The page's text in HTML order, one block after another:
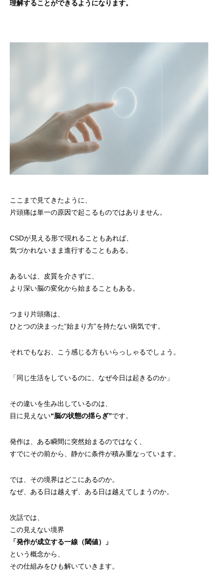
理解することができるようになります。
ここまで見てきたように、
片頭痛は単一の原因で起こるものではありません。
CSDが見える形で現れることもあれば、
気づかれないまま進行することもある。
あるいは、皮質を介さずに、
より深い脳の変化から始まることもある。
つまり片頭痛は、
ひとつの決まった“始まり方”を持たない病気です。
それでもなお、こう感じる方もいらっしゃるでしょう。
「同じ生活をしているのに、なぜ今日は起きるのか」
その違いを生み出しているのは、
目に見えない“脳の状態の揺らぎ”です。
発作は、ある瞬間に突然始まるのではなく、
すでにその前から、静かに条件が積み重なっています。
では、その境界はどこにあるのか。
なぜ、ある日は越えず、ある日は越えてしまうのか。
次話では、
この見えない境界
「発作が成立する一線（閾値）」
という概念から、
その仕組みをひも解いていきます。